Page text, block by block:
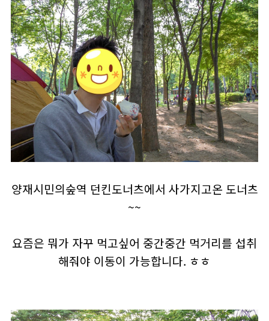
양재시민의숲역 던킨도너츠에서 사가지고온 도너츠
~~
요즘은 뭐가 자꾸 먹고싶어 중간중간 먹거리를 섭취
해줘야 이동이 가능합니다. ㅎㅎ